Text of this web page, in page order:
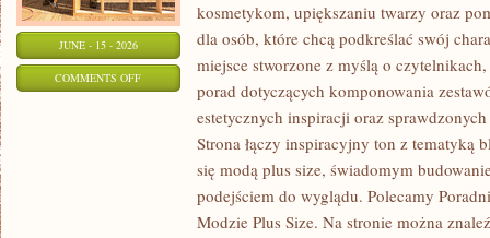
JUNE - 15 - 2026
COMMENTS OFFON
kosmetykom, upiększaniu twarzy oraz
dla osób, które chcą podkreślać swój
miejsce stworzone z myślą o
porad dotyczących komponowania
estetycznych inspiracji oraz
Strona łączy inspiracyjny ton z tematyką
się modą plus size, świadomym
podejściem do wyglądu. Polecamy
Modzie Plus Size. Na stronie można